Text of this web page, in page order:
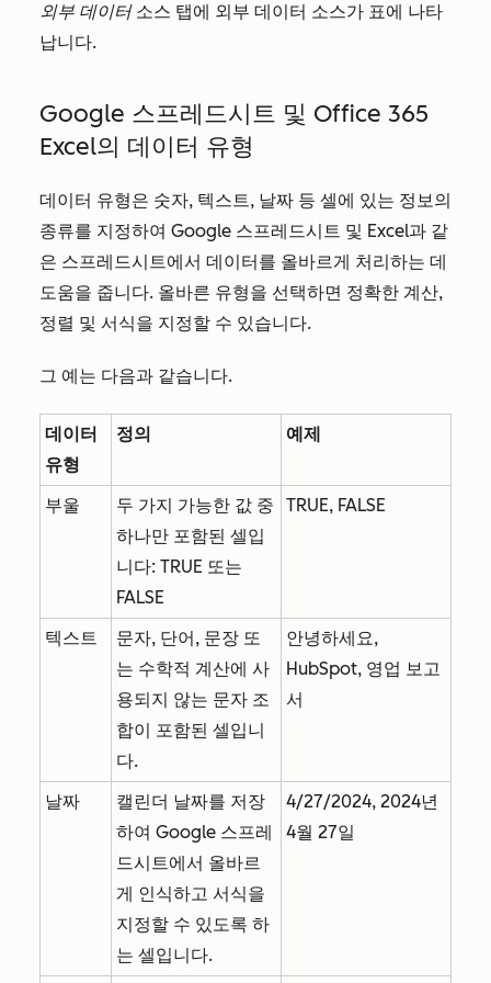
외부 데이터소스 탭에 외부 데이터 소스가 표에 나타
납니다.
Google 스프레드시트 및 Office 365
Excel의 데이터 유형
데이터 유형은 숫자, 텍스트, 날짜 등 셀에 있는 정보의
종류를 지정하여 Google 스프레드시트 및 Excel과 같
은 스프레드시트에서 데이터를 올바르게 처리하는 데
도움을 줍니다. 올바른 유형을 선택하면 정확한 계산,
정렬 및 서식을 지정할 수 있습니다.
그 예는 다음과 같습니다.
데이터
유형
정의 예제
부울
두 가지 가능한 값 중
하나만 포함된 셀입
니다: TRUE 또는
FALSE
TRUE, FALSE
텍스트
문자, 단어, 문장 또
는 수학적 계산에 사
용되지 않는 문자 조
합이 포함된 셀입니
다.
안녕하세요,
HubSpot, 영업 보고
서
날짜
캘린더 날짜를 저장
하여 Google 스프레
드시트에서 올바르
게 인식하고 서식을
지정할 수 있도록 하
는 셀입니다.
4/27/2024, 2024년
4월 27일